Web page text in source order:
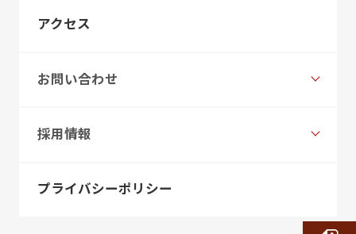
アクセス
お問い合わせ
採用情報
プライバシーポリシー